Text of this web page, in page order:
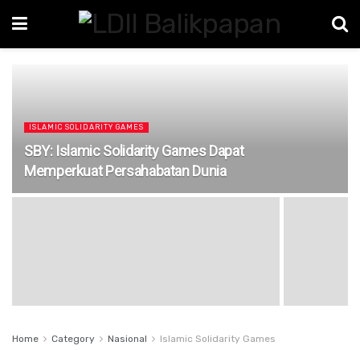
ISLAMIC SOLIDARITY GAMES
SBY: Islamic Solidarity Games Dapat
Memperkuat Persahabatan Dunia
Home Category Nasional Islamic Solidarity Games